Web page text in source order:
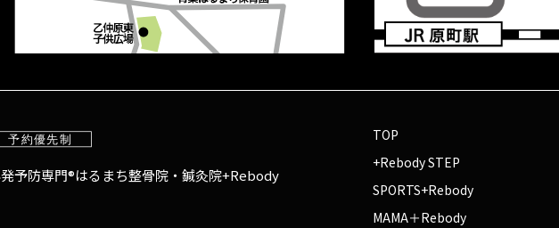
予防専門®はるまち整骨院・鍼灸院+Rebody
TOP
+Rebody STEP
SPORTS+Rebody
MAMA＋Rebody